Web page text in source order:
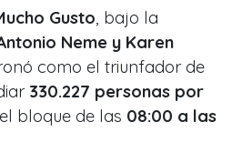
Gusto, bajo la
Neme y Karen
como el triunfador de
330.227 personas por
bloque de las 08:00 a las